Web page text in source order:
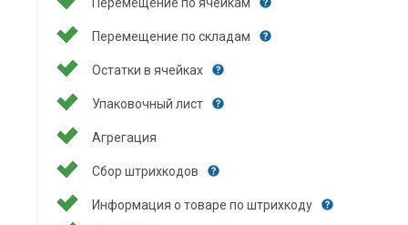
Перемещение по складам
Остатки в ячейках
Упаковочный лист
Агрегация
Сбор штрихкодов
Информация о товаре по штрихкоду